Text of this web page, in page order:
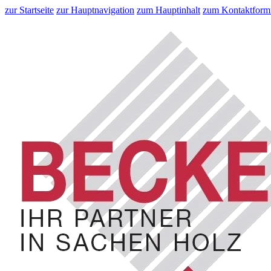
zur Startseite zur Hauptnavigation zum Hauptinhalt zum